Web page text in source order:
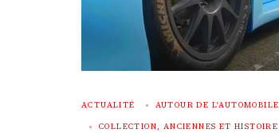
ACTUALITÉ AUTOUR DE L'AUTOMOBILE
COLLECTION, ANCIENNES ET HISTOIRE